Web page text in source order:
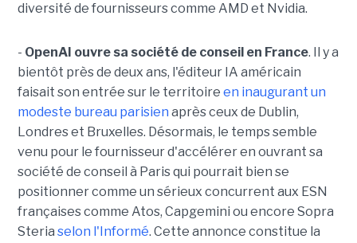
diversité de fournisseurs comme AMD et Nvidia.
- OpenAI ouvre sa société de conseil en France. Il y a
bientôt près de deux ans, l'éditeur IA américain
faisait son entrée sur le territoire en inaugurant un
modeste bureau parisien après ceux de Dublin,
Londres et Bruxelles. Désormais, le temps semble
venu pour le fournisseur d'accélérer en ouvrant sa
société de conseil à Paris qui pourrait bien se
positionner comme un sérieux concurrent aux ESN
françaises comme Atos, Capgemini ou encore Sopra
Steria selon l'Informé. Cette annonce constitue la